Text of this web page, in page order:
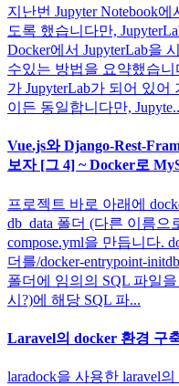
지난번 Jupyter Notebook
도록 했습니다만,
Docker에서 JupyterLab을
수있는 방법을 요약했습니
가 JupyterLab가 되어 있
이든 동일합니다만,
Vue.js와 Django-Rest-
보자 [그 4] ~ Docker로
프로젝트 바로 아래에
db_data 폴더 (다른 이름으
compose.yml을 만듭니다.
더를/docker-entrypoint-
폴더에 임의의 SQL 파일
시?)에 해당 SQL 파...
Laravel의 docker 환경 구
laradock을 사용한 laravel